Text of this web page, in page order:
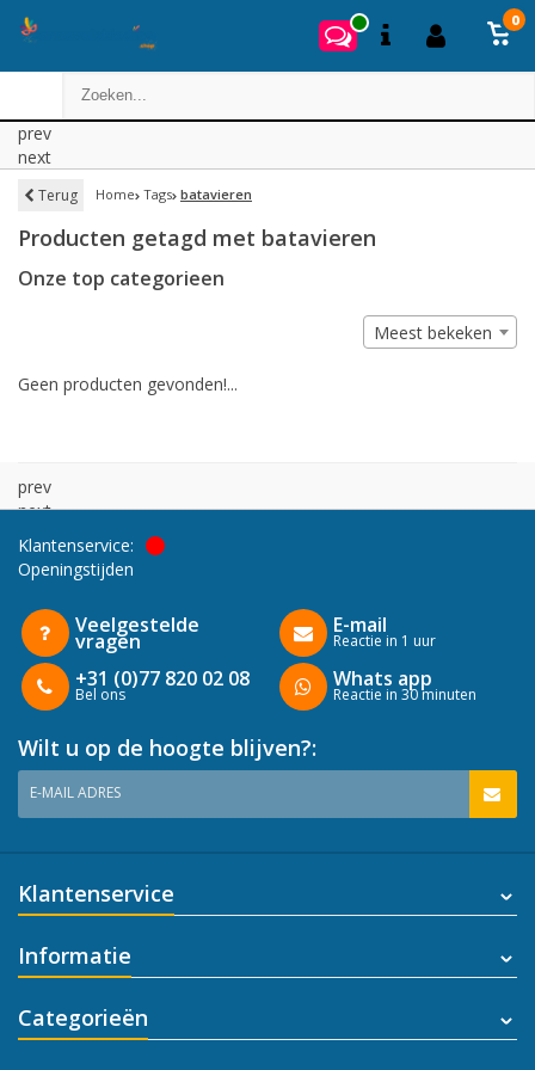
0
prev
next
Terug Home Tags batavieren
Producten getagd met batavieren
Onze top categorieen
Meest bekeken
Geen producten gevonden!...
prev
next
Klantenservice:
Openingstijden
Veelgestelde
vragen
+31 (0)77 820 02 08
Bel ons
E-mail
Reactie in 1 uur
Whats app
Reactie in 30 minuten
Wilt u op de hoogte blijven?:
E-MAIL ADRES
Klantenservice
Informatie
Categorieën